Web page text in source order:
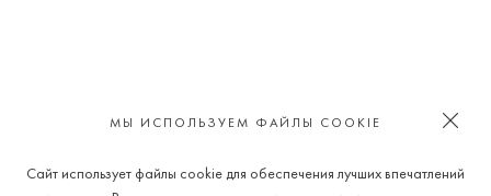
ИЩИ НАС В СОЦИАЛЬНЫХ СЕТЯХ
МЫ ИСПОЛЬЗУЕМ ФАЙЛЫ COOKIE
Сайт использует файлы cookie для обеспечения лучших впечатлений